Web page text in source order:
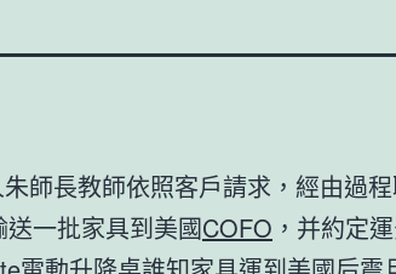
師長教師依照客戶請求，經由過
送一批家具到美國COFO ，并約定